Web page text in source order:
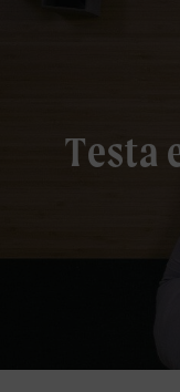
Testa